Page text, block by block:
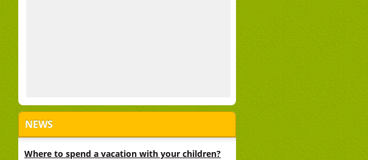
NEWS
Where to spend a vacation with your children?